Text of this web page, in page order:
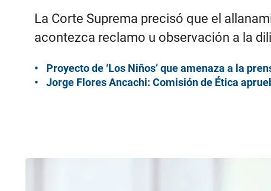
La Corte Suprema precisó que el
acontezca reclamo u observación a la
Proyecto de ‘Los Niños’ que amenaza a la
Jorge Flores Ancachi: Comisión de Ética